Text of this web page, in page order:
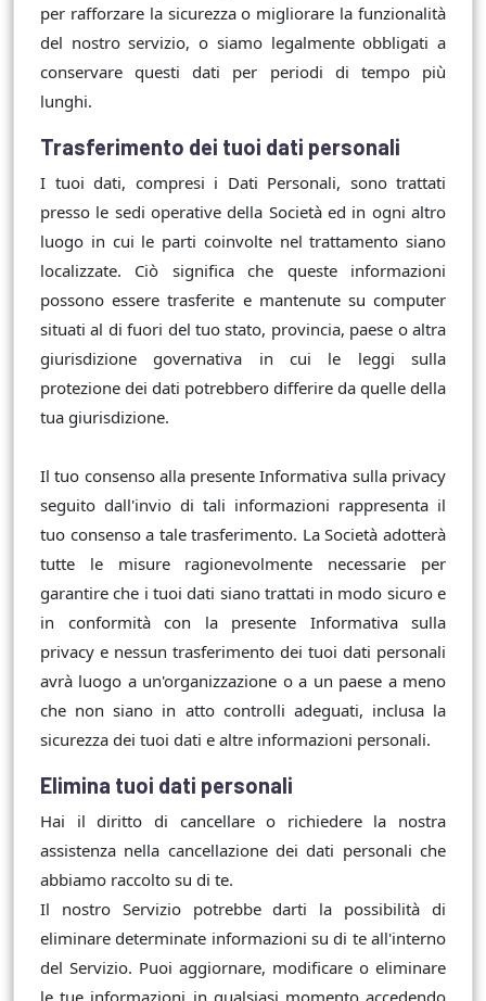
per rafforzare la sicurezza o migliorare la funzionalità
del nostro servizio, o siamo legalmente obbligati a
conservare questi dati per periodi di tempo più
lunghi.
Trasferimento dei tuoi dati personali
I tuoi dati, compresi i Dati Personali, sono trattati
presso le sedi operative della Società ed in ogni altro
luogo in cui le parti coinvolte nel trattamento siano
localizzate. Ciò significa che queste informazioni
possono essere trasferite e mantenute su computer
situati al di fuori del tuo stato, provincia, paese o altra
giurisdizione governativa in cui le leggi sulla
protezione dei dati potrebbero differire da quelle della
tua giurisdizione.
Il tuo consenso alla presente Informativa sulla privacy
seguito dall'invio di tali informazioni rappresenta il
tuo consenso a tale trasferimento. La Società adotterà
tutte le misure ragionevolmente necessarie per
garantire che i tuoi dati siano trattati in modo sicuro e
in conformità con la presente Informativa sulla
privacy e nessun trasferimento dei tuoi dati personali
avrà luogo a un'organizzazione o a un paese a meno
che non siano in atto controlli adeguati, inclusa la
sicurezza dei tuoi dati e altre informazioni personali.
Elimina tuoi dati personali
Hai il diritto di cancellare o richiedere la nostra
assistenza nella cancellazione dei dati personali che
abbiamo raccolto su di te.
Il nostro Servizio potrebbe darti la possibilità di
eliminare determinate informazioni su di te all'interno
del Servizio. Puoi aggiornare, modificare o eliminare
le tue informazioni in qualsiasi momento accedendo